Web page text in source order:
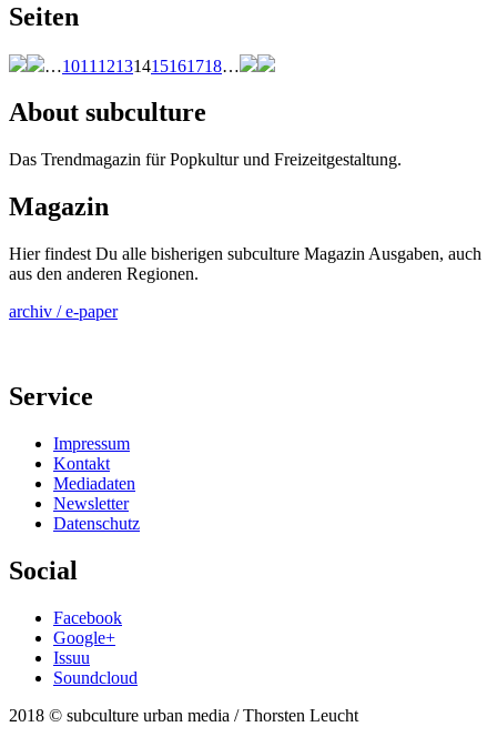
Seiten
…1011 12131415161718…
About subculture
Das Trendmagazin für Popkultur und Freizeitgestaltung.
Magazin
Hier findest Du alle bisherigen subculture Magazin Ausgaben, auch
aus den anderen Regionen.
archiv / e-paper
Service
Impressum
Kontakt
Mediadaten
Newsletter
Datenschutz
Social
Facebook
Google+
Issuu
Soundcloud
2018 © subculture urban media / Thorsten Leucht